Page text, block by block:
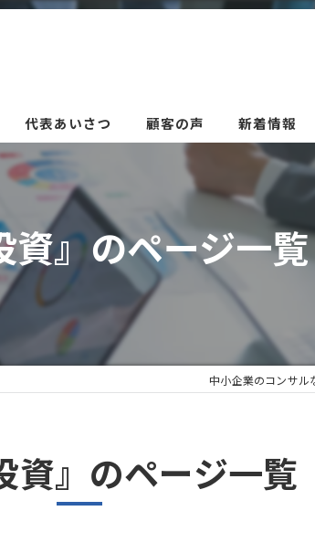
代表あいさつ 顧客の声 新着情報
資』のページ一覧
中小企業のコンサル
資』のページ一覧